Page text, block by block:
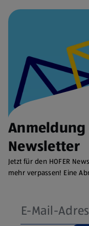
Anmeldung
Newsletter
Jetzt für den HOFER
mehr verpassen! Eine